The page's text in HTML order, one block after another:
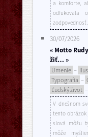
a komforte,
odfukovala
30/07/2026
« Motto
žiť… »
Umenie –
Typografia –
Ľudský život –
V dnešnom
tento
slová môžu
môže